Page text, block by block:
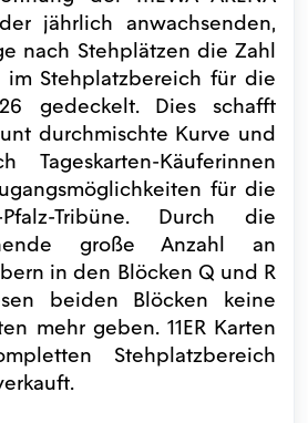
jährlich anwachsenden,
nach Stehplätzen die Zahl
im Stehplatzbereich für die
gedeckelt. Dies schafft
durchmischte Kurve und
Tageskarten-Käuferinnen
für die
Pfalz-Tribüne. Durch die
große Anzahl an
in den Blöcken Q und R
beiden Blöcken keine
mehr geben. 11ER Karten
Stehplatzbereich